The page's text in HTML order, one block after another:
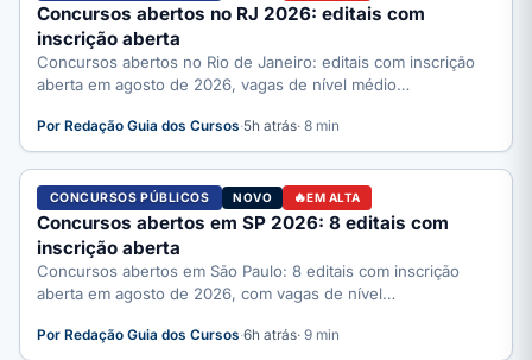
Concursos abertos no RJ 2026: editais com
inscrição aberta
Concursos abertos no Rio de Janeiro: editais com inscrição
aberta em agosto de 2026, vagas de nível médio…
Por Redação Guia dos Cursos·5h atrás· 8 min
CONCURSOS PÚBLICOS NOVO EM ALTA
Concursos abertos em SP 2026: 8 editais com
inscrição aberta
Concursos abertos em São Paulo: 8 editais com inscrição
aberta em agosto de 2026, com vagas de nível…
Por Redação Guia dos Cursos·6h atrás· 9 min